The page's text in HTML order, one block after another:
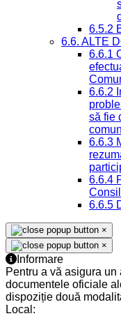
6.5.2
6.6. ALTE
6.6.1
6.6.2
să fie
6.6.3
6.6.4
6.6.5
×
×
Informare
Pentru a vă asigura
documentele oficiale
dispoziție două
Local: